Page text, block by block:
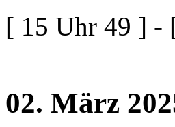
[ 15 Uhr 49 ] -
02. März